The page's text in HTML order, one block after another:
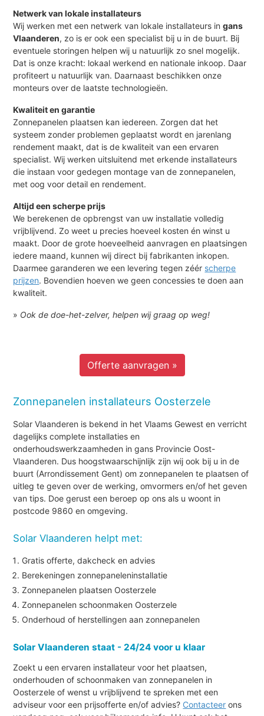
Netwerk van lokale installateurs
Wij werken met een netwerk van lokale installateurs ingans
Vlaanderen, zo is er ook een specialist bij u in de buurt. Bij
eventuele storingen helpen wij u natuurlijk zo snel mogelijk.
Dat is onze kracht: lokaal werkend en nationale inkoop. Daar
profiteert u natuurlijk van. Daarnaast beschikken onze
monteurs over de laatste technologieën.
Kwaliteit en garantie
Zonnepanelen plaatsen kan iedereen. Zorgen dat het
systeem zonder problemen geplaatst wordt en jarenlang
rendement maakt, dat is de kwaliteit van een ervaren
specialist. Wij werken uitsluitend met erkende installateurs
die instaan voor gedegen montage van de zonnepanelen,
met oog voor detail en rendement.
Altijd een scherpe prijs
We berekenen de opbrengst van uw installatie volledig
vrijblijvend. Zo weet u precies hoeveel kosten én winst u
maakt. Door de grote hoeveelheid aanvragen en plaatsingen
iedere maand, kunnen wij direct bij fabrikanten inkopen.
Daarmee garanderen we een levering tegen zéér scherpe
prijzen. Bovendien hoeven we geen concessies te doen aan
kwaliteit.
» Ook de doe-het-zelver, helpen wij graag op weg!
Offerte aanvragen »
Zonnepanelen installateurs Oosterzele
Solar Vlaanderen is bekend in het Vlaams Gewest en verricht
dagelijks complete installaties en
onderhoudswerkzaamheden in gans Provincie Oost-
Vlaanderen. Dus hoogstwaarschijnlijk zijn wij ook bij u in de
buurt (Arrondissement Gent) om zonnepanelen te plaatsen of
uitleg te geven over de werking, omvormers en/of het geven
van tips. Doe gerust een beroep op ons als u woont in
postcode 9860 en omgeving.
Solar Vlaanderen helpt met:
Gratis offerte, dakcheck en advies
Berekeningen zonnepaneleninstallatie
Zonnepanelen plaatsen Oosterzele
Zonnepanelen schoonmaken Oosterzele
Onderhoud of herstellingen aan zonnepanelen
Solar Vlaanderen staat - 24/24 voor u klaar
Zoekt u een ervaren installateur voor het plaatsen,
onderhouden of schoonmaken van zonnepanelen in
Oosterzele of wenst u vrijblijvend te spreken met een
adviseur voor een prijsofferte en/of advies? Contacteer ons